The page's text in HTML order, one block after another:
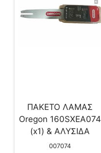
ΠΑΚΕΤΟ ΛΑΜΑΣ
Oregon 160SXEA074
(x1) & ΑΛΥΣΙΔΑ
91VXL-55E (x2)
007074